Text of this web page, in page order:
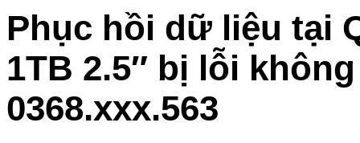
Phục hồi dữ liệu tại
1TB 2.5″ bị lỗi
0368.xxx.563